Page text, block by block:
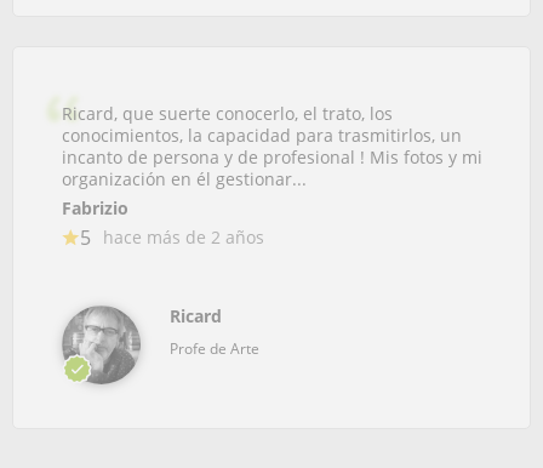
Ricard, que suerte conocerlo, el trato, los
conocimientos, la capacidad para trasmitirlos, un
incanto de persona y de profesional ! Mis fotos y mi
organización en él gestionar...
Fabrizio
5 hace más de 2 años
Ricard
Profe de Arte